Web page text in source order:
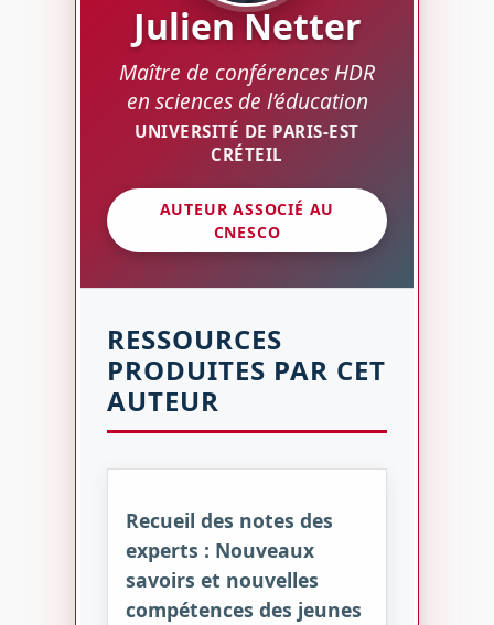
JulienNetter
Maître de conférences HDR
en sciences de l’éducation
UNIVERSITÉ DE PARIS-EST
CRÉTEIL
AUTEUR ASSOCIÉ AU
CNESCO
RESSOURCES
PRODUITES PAR CET
AUTEUR
Recueil des notes des
experts : Nouveaux
savoirs et nouvelles
compétences des jeunes